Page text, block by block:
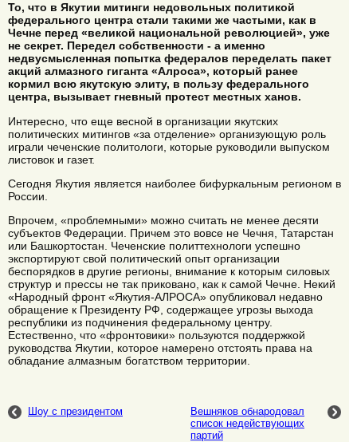
То, что в Якутии митинги недовольных политикой
федерального центра стали такими же частыми, как в
Чечне перед «великой национальной революцией», уже
не секрет. Передел собственности - а именно
недвусмысленная попытка федералов переделать пакет
акций алмазного гиганта «Алроса», который ранее
кормил всю якутскую элиту, в пользу федерального
центра, вызывает гневный протест местных ханов.
Интересно, что еще весной в организации якутских
политических митингов «за отделение» организующую роль
играли чеченские политологи, которые руководили выпуском
листовок и газет.
Сегодня Якутия является наиболее бифуркальным регионом в
России.
Впрочем, «проблемными» можно считать не менее десяти
субъектов Федерации. Причем это вовсе не Чечня, Татарстан
или Башкортостан. Чеченские политтехнологи успешно
экспортируют свой политический опыт организации
беспорядков в другие регионы, внимание к которым силовых
структур и прессы не так приковано, как к самой Чечне. Некий
«Народный фронт «Якутия-АЛРОСА» опубликовал недавно
обращение к Президенту РФ, содержащее угрозы выхода
республики из подчинения федеральному центру.
Естественно, что «фронтовики» пользуются поддержкой
руководства Якутии, которое намерено отстоять права на
обладание алмазным богатством территории.
Шоу с президентом
Вешняков обнародовал
список недействующих
партий